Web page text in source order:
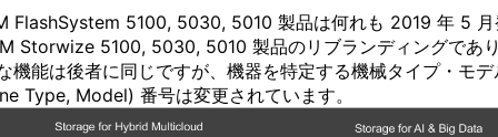
FlashSystem 5100, 5030, 5010 製品は何れも 2019 年 5 月
Storwize 5100, 5030, 5010 製品のリブランディングであ
機能は後者に同じですが、機器を特定する機械タイプ・モデ
Type, Model) 番号は変更されています。